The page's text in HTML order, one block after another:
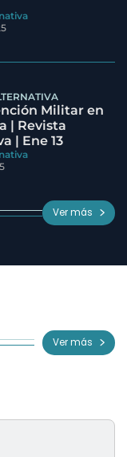
Militar en
| Revista
| Ene 13
Ver más
Ver más